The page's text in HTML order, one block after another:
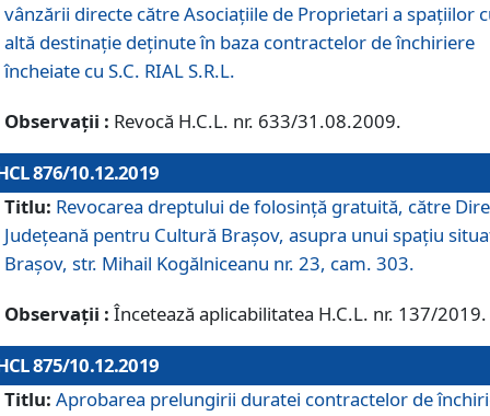
vânzării directe către Asociațiile de Proprietari a spațiilor
altă destinație deținute în baza contractelor de închiriere
încheiate cu S.C. RIAL S.R.L.
Observații : Revocă H.C.L. nr. 633/31.08.2009.
876/10.12.2019
Titlu: Revocarea dreptului de folosinţă gratuită, către
Judeţeană pentru Cultură Braşov, asupra unui spaţiu
Braşov, str. Mihail Kogălniceanu nr. 23, cam. 303.
Observații : Încetează aplicabilitatea H.C.L. nr. 137/2019.
875/10.12.2019
Titlu: Aprobarea prelungirii duratei contractelor de